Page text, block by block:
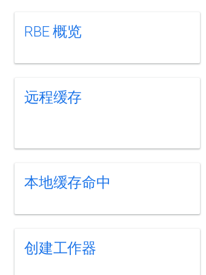
RBE 概览
远程缓存
本地缓存命中
创建工作器